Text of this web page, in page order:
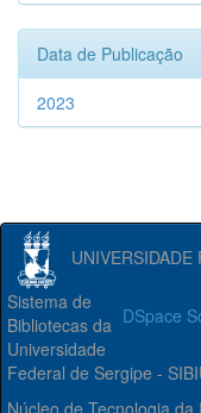
Data de Publicação
2023
DSpace
Sistema de
Bibliotecas da
Universidade
Federal de Sergipe -
Núcleo de Tecnologia